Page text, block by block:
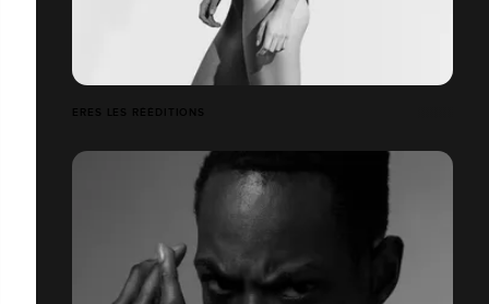
ERES LES RÉÉDITIONS